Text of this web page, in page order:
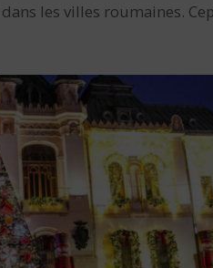
les villes roumaines.